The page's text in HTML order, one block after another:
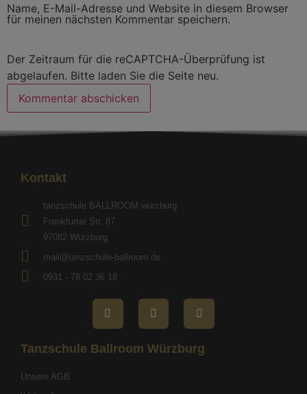
Name, E-Mail-Adresse und Website in diesem Browser
für meinen nächsten Kommentar speichern.
Der Zeitraum für die reCAPTCHA-Überprüfung ist
abgelaufen. Bitte laden Sie die Seite neu.
Kontakt
tanzschule BALLROOM würzburg
Frankfurter Str. 87
97082 Würzburg
mail@tanzschule-ballroom.de
0931 - 78 02 36 18
Tanzschule Ballroom Würzburg
Unsere AGB